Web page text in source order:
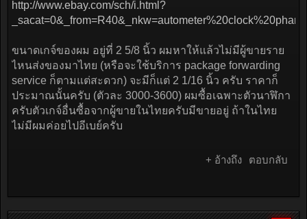
http://www.ebay.com/sch/i.html?
ขนาดเกจ์ของผม อยู่ที่ 2 5/8 นิ้ว ผมหาให้แล้วไม่มีผู้ขายราย
ไหนส่งของมาไทย (หรือจะใช้บริการ package forwarding
service ก็ตามแต่สะดวก) จะมีก็แต่ 2 1/16 นิ้ว ครับ ราคาก็
ประมาณนั้นครับ (ตัวละ 3000-3600) ผมซื้อเฉพาะตัวนาฬิกา
ครับตัวเกจ์อื่นซื้อจากผู้ขายในไทยครับมีขายอยู่ ถ้าในไทย
ไม่มีผมค่อยไปอีเบย์ครับ
+ อ้างถึง ตอบกลับ